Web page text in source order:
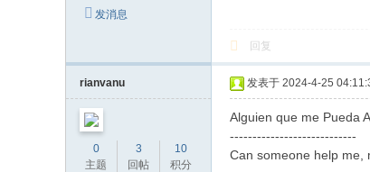
发消息
回复
rianvanu
0
主题
3
回帖
10
积分
发表于 2024-4-25
Alguien que me Pueda
----------------------------
Can someone help me,